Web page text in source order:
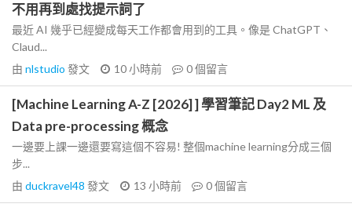
不用再到處找提示詞了
最近 AI 幾乎已經變成每天工作都會用到的工具。像是 ChatGPT、
Claud...
由 nlstudio 發文 10 小時前 0個留言
[Machine Learning A-Z [2026] ] 學習筆記 Day2 ML 及
Data pre-processing 概念
一邊要上課一邊還要寫這個不容易! 整個machine learning分成三個
步...
由 duckravel48 發文 13 小時前 0個留言